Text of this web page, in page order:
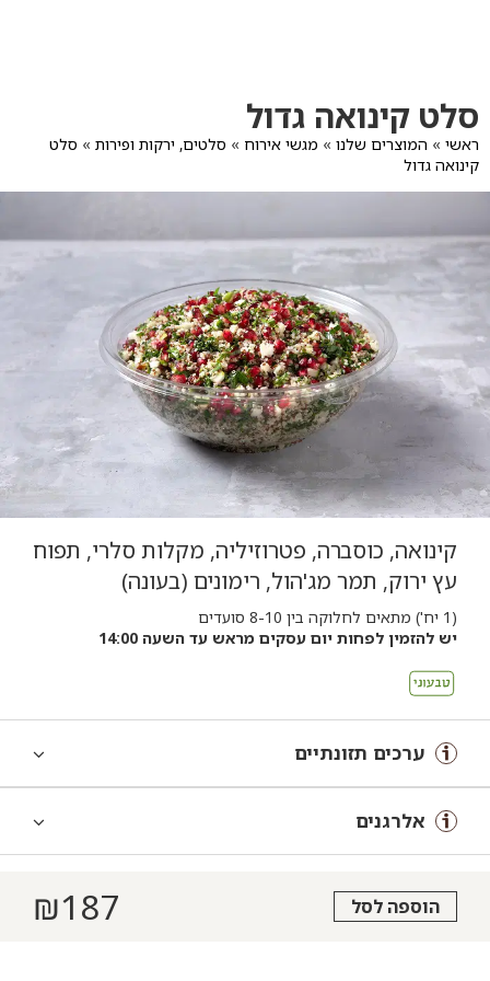
לתפריט
הקטגוריות
לפרטי
המוצר
סלט קינואה גדול
ראשי » המוצרים שלנו » מגשי אירוח » סלטים, ירקות ופירות » סלט
קינואה גדול
קינואה, כוסברה, פטרוזיליה, מקלות סלרי, תפוח
עץ ירוק, תמר מג'הול, רימונים (בעונה)
(1 יח') מתאים לחלוקה בין 8-10 סועדים
יש להזמין לפחות יום עסקים מראש עד השעה 14:00
ערכים תזונתיים
אלרגנים
הוספה לסל 187
₪